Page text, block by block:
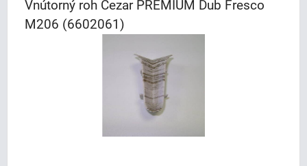
Vnútorný roh Cezar PREMIUM Dub Fresco
M206 (6602061)